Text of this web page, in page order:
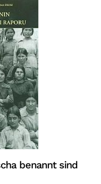
benannt sind